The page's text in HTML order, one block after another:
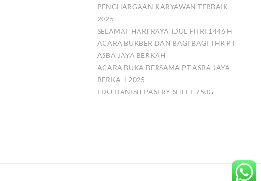
PENGHARGAAN KARYAWAN TERBAIK
2025
SELAMAT HARI RAYA IDUL FITRI 1446 H
ACARA BUKBER DAN BAGI BAGI THR PT
ASBA JAYA BERKAH
ACARA BUKA BERSAMA PT ASBA JAYA
BERKAH 2025
EDO DANISH PASTRY SHEET 750G